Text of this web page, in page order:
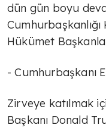
dün gün boyu
Cumhurbaşkanlığı
Hükümet
- Cumhurbaşkanı
Zirveye katılmak
Başkanı Donald